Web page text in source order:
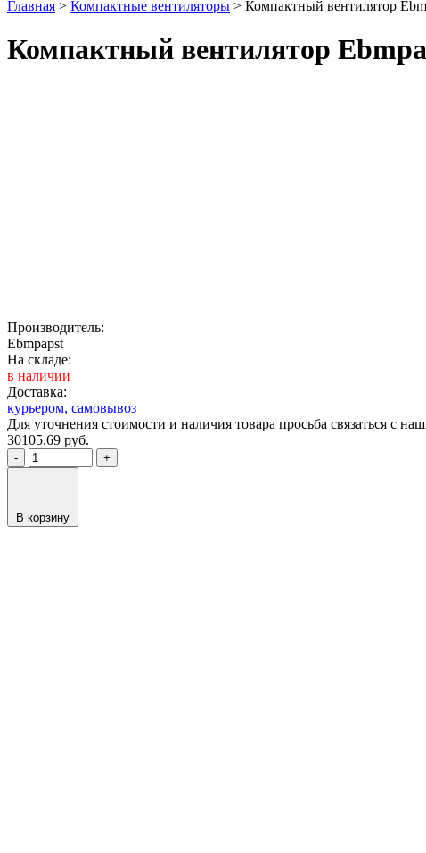
Главная > Компактные вентиляторы > Компактный вентилятор
Компактный вентилятор
Производитель:
Ebmpapst
На складе:
в наличии
Доставка:
курьером, самовывоз
Для уточнения стоимости и наличия товара просьба связаться с
30105.69 руб.
- +
В корзину